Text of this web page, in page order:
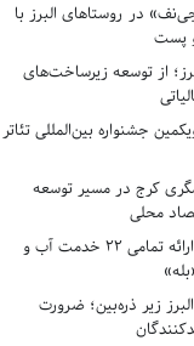
در روستاهای البرز با
پست
از توسعه زیرساخت‌های
جشنواره بین‌المللی تئاتر
کرج در مسیر توسعه
محلی
آبفای البرز پیشتاز شد؛ ارائه تمامی ۲۲ خدمت آب و
زیر ذره‌بین؛ ضرورت